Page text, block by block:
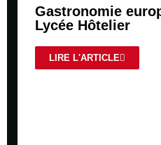
Gastronomie
Lycée Hôtelier
LIRE L'ARTICLE